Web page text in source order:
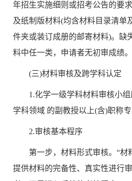
年招生实施细则或招考公告的要
及纸制版材料(均含材料目录清单
件夹或装订成册的邮寄材料)。缺
料中任一类，申请者无初审成绩。
(三)材料审核及跨学科认定
1.化学一级学科材料审核小
学科领域 的副教授以上(含)职称专
2.审核基本程序
第一步，材料形式审核。“材
提供材料的完备性、真实性进行